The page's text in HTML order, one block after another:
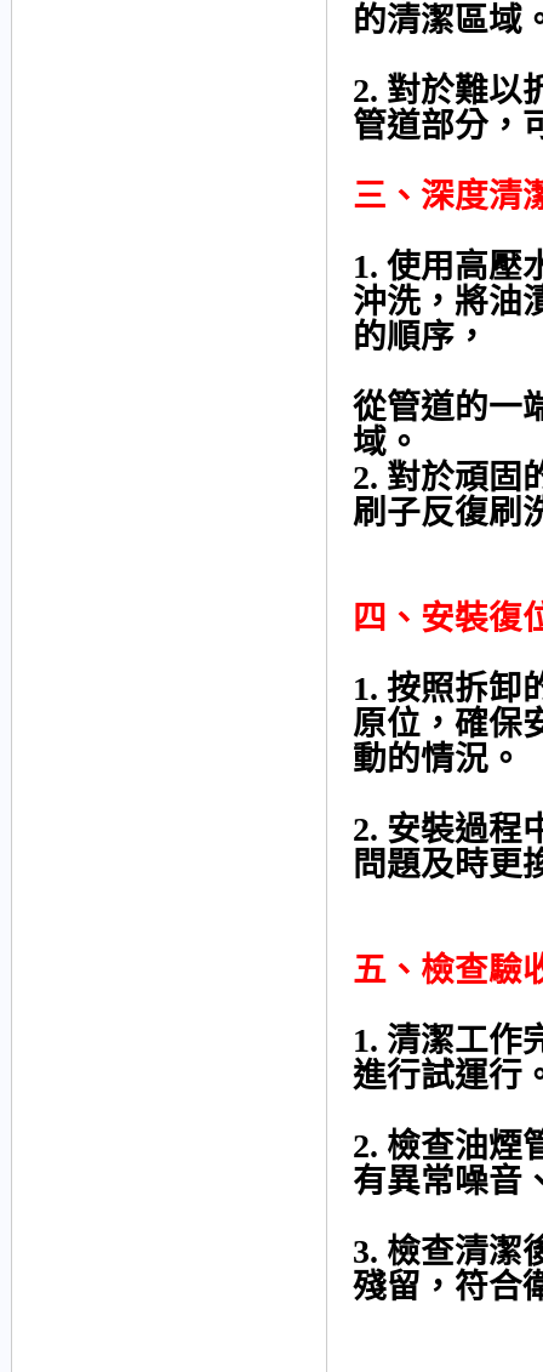
的清潔區域
2. 對於難以
管道部分，
三、深度清
1. 使用高壓
沖洗，將油
的順序，
從管道的一
域。
2. 對於頑固
刷子反復刷
四、安裝復
1. 按照拆卸
原位，確保
動的情況。
2. 安裝過程
問題及時更
五、檢查驗
1. 清潔工作
進行試運行
2. 檢查油煙
有異常噪音
3. 檢查清潔
殘留，符合